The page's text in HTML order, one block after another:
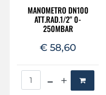
MANOMETRO DN100
ATT.RAD.1/2" 0-
250MBAR
€ 58,60